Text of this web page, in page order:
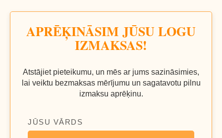
APRĒĶINĀSIM JŪSU LOGU
IZMAKSAS!
Atstājiet pieteikumu, un mēs ar jums sazināsimies,
lai veiktu bezmaksas mērījumu un sagatavotu pilnu
izmaksu aprēķinu.
JŪSU VĀRDS